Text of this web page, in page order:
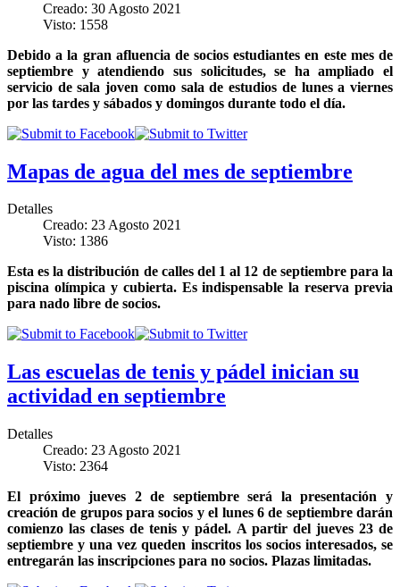
Creado: 30 Agosto 2021
Visto: 1558
Debido a la gran afluencia de socios estudiantes en este mes de
septiembre y atendiendo sus solicitudes, se ha ampliado el
servicio de sala joven como sala de estudios de lunes a viernes
por las tardes y sábados y domingos durante todo el día.
Mapas de agua del mes de septiembre
Detalles
Creado: 23 Agosto 2021
Visto: 1386
Esta es la distribución de calles del 1 al 12 de septiembre para la
piscina olímpica y cubierta. Es indispensable la reserva previa
para nado libre de socios.
Las escuelas de tenis y pádel inician su
actividad en septiembre
Detalles
Creado: 23 Agosto 2021
Visto: 2364
El próximo jueves 2 de septiembre será la presentación y
creación de grupos para socios y el lunes 6 de septiembre darán
comienzo las clases de tenis y pádel. A partir del jueves 23 de
septiembre y una vez queden inscritos los socios interesados, se
entregarán las inscripciones para no socios. Plazas limitadas.